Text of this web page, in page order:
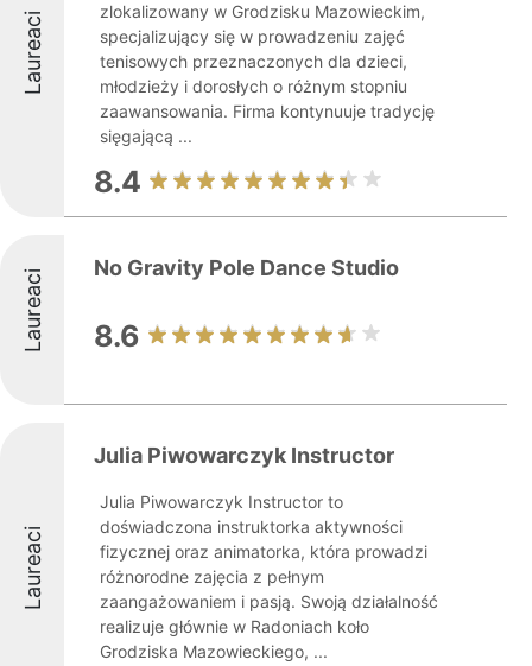
Laureaci
zlokalizowany w Grodzisku Mazowieckim,
specjalizujący się w prowadzeniu zajęć
tenisowych przeznaczonych dla dzieci,
młodzieży i dorosłych o różnym stopniu
zaawansowania. Firma kontynuuje tradycję
sięgającą ...
8.4
Laureaci No Gravity Pole Dance Studio
8.6
Laureaci
Julia Piwowarczyk Instructor
Julia Piwowarczyk Instructor to
doświadczona instruktorka aktywności
fizycznej oraz animatorka, która prowadzi
różnorodne zajęcia z pełnym
zaangażowaniem i pasją. Swoją działalność
realizuje głównie w Radoniach koło
Grodziska Mazowieckiego, ...